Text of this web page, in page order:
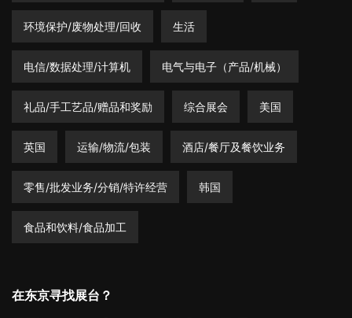
环境保护/废物处理/回收 生活
电信/数据处理/计算机 电气与电子（产品/机械）
礼品/手工艺品/赠品和奖励 综合展会 美国
英国 运输/物流/包装 酒店/餐厅及餐饮业务
零售/批发业务/分销/特许经营 韩国
食品和饮料/食品加工
在东京寻找展台？